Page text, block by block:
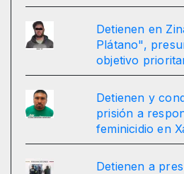
Detienen en
Plátano",
objetivo
Detienen y
prisión a
feminicidio en
Detienen a